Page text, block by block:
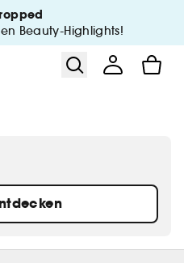
Beauty-Highlights!